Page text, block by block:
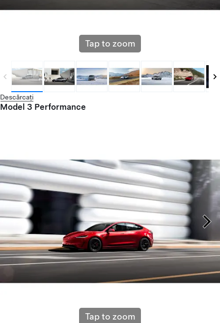
Tap to zoom
Descărcați
Model 3 Performance
Tap to zoom